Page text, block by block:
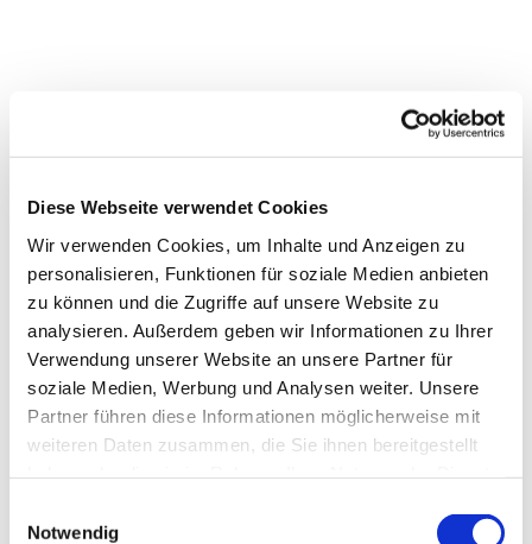
Diese Webseite verwendet Cookies
Wir verwenden Cookies, um Inhalte und Anzeigen zu
personalisieren, Funktionen für soziale Medien anbieten
zu können und die Zugriffe auf unsere Website zu
analysieren. Außerdem geben wir Informationen zu Ihrer
Verwendung unserer Website an unsere Partner für
soziale Medien, Werbung und Analysen weiter. Unsere
Partner führen diese Informationen möglicherweise mit
weiteren Daten zusammen, die Sie ihnen bereitgestellt
Notwendig
Dies könnte Sie auch